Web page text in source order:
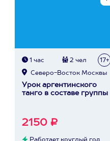
1 час 2 чел 17+
Северо-Восток Москвы
Урок аргентинского
танго в составе группы
2150 ₽